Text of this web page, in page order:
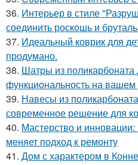
36. Интерьер в стиле
соединить роскошь и
37. Идеальный коврик для
продумано.
38. Шатры из поликарбоната
функциональность на вашем
39. Навесы из
современное решение для
40. Мастерство и
меняет подход к ремонту
41. Дом с характером в